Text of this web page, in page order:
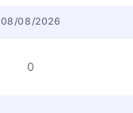
08/08/2026
0